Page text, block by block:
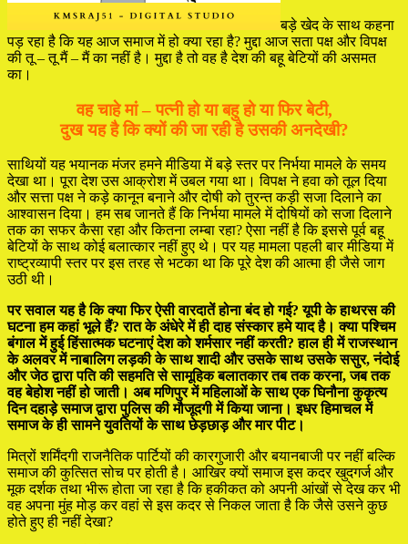
बड़े खेद के साथ कहना
पड़ रहा है कि यह आज समाज में हो क्या रहा है? मुद्दा आज सता पक्ष और विपक्ष
की तू – तू मैं – मैं का नहीं है। मुद्दा है तो वह है देश की बहू बेटियों की असमत
का।
वह चाहे मां – पत्नी हो या बहु हो या फिर बेटी,
दुख यह है कि क्यों की जा रही है उसकी अनदेखी?
साथियों यह भयानक मंजर हमने मीडिया में बड़े स्तर पर निर्भया मामले के समय
देखा था। पूरा देश उस आक्रोश में उबल गया था। विपक्ष ने हवा को तूल दिया
और सत्ता पक्ष ने कड़े कानून बनाने और दोषी को तुरन्त कड़ी सजा दिलाने का
आश्वासन दिया। हम सब जानते हैं कि निर्भया मामले में दोषियों को सजा दिलाने
तक का सफर कैसा रहा और कितना लम्बा रहा? ऐसा नहीं है कि इससे पूर्व बहू
बेटियों के साथ कोई बलात्कार नहीं हुए थे। पर यह मामला पहली बार मीडिया में
राष्ट्रव्यापी स्तर पर इस तरह से भटका था कि पूरे देश की आत्मा ही जैसे जाग
उठी थी।
पर सवाल यह है कि क्या फिर ऐसी वारदातें होना बंद हो गई? यूपी के हाथरस की
घटना हम कहां भूले हैं? रात के अंधेरे में ही दाह संस्कार हमे याद है। क्या पश्चिम
बंगाल में हुई हिंसात्मक घटनाएं देश को शर्मसार नहीं करती? हाल ही में राजस्थान
के अलवर में नाबालिग लड़की के साथ शादी और उसके साथ उसके ससुर, नंदोई
और जेठ द्वारा पति की सहमति से सामूहिक बलातकार तब तक करना, जब तक
वह बेहोश नहीं हो जाती। अब मणिपुर में महिलाओं के साथ एक घिनौना कुकृत्य
दिन दहाड़े समाज द्वारा पुलिस की मौजूदगी में किया जाना। इधर हिमाचल में
समाज के ही सामने युवतियों के साथ छेड़छाड़ और मार पीट।
मित्रों शर्मिंदगी राजनैतिक पार्टियों की कारगुजारी और बयानबाजी पर नहीं बल्कि
समाज की कुत्सित सोच पर होती है। आखिर क्यों समाज इस कदर खुदगर्ज और
मूक दर्शक तथा भीरू होता जा रहा है कि हकीकत को अपनी आंखों से देख कर भी
वह अपना मुंह मोड़ कर वहां से इस कदर से निकल जाता है कि जैसे उसने कुछ
होते हुए ही नहीं देखा?